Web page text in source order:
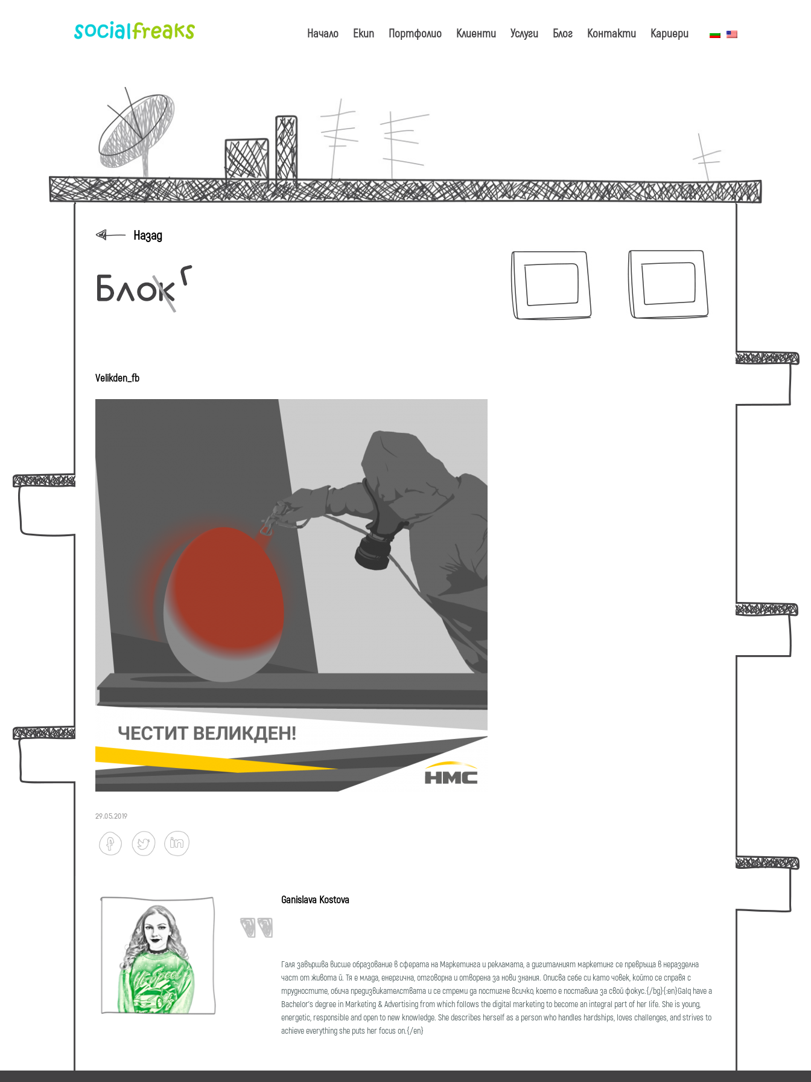
Начало Екип Портфолио Клиенти Услуги Блог Контакти Кариери
Назад
Velikden_fb
29.05.2019
Ganislava Kostova
Галя завършва висше образование в сферата на Маркетинга и рекламата, a дигиталният маркетинг се превръща в неразделна
част от живота й. Тя е млада, енергична, отговорна и отворена за нови знания. Описва себе си като човек, който се справя с
трудностите, обича предизвикателствата и се стреми да постигне всичко, което е поставила за свой фокус.{/bg}{:en}Galq have a
Bachelor's degree in Marketing & Advertising from which follows the digital marketing to become an integral part of her life. She is young,
energetic, responsible and open to new knowledge. She describes herself as a person who handles hardships, loves challenges, and strives to
achieve everything she puts her focus on.{/en}